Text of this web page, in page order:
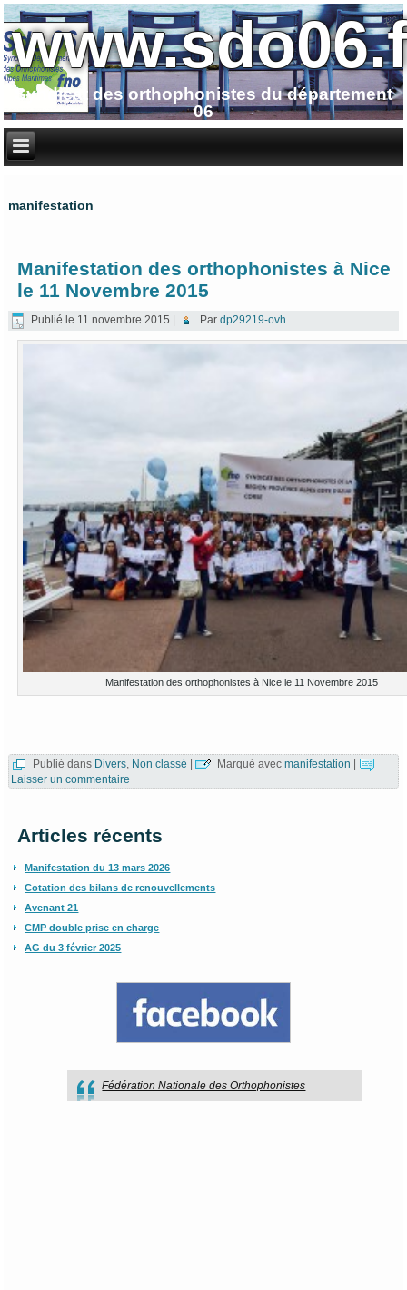
Syndicat des orthophonistes du département
06
manifestation
Manifestation des orthophonistes à Nice
le 11 Novembre 2015
Publié le 11 novembre 2015 Par dp29219-ovh
Manifestation des orthophonistes à Nice le 11 Novembre 2015
Publié dans Divers Non classé | Marqué avec manifestation |
Laisser un commentaire
Articles récents
Manifestation du 13 mars 2026
Cotation des bilans de renouvellements
Avenant 21
CMP double prise en charge
AG du 3 février 2025
Fédération Nationale des Orthophonistes